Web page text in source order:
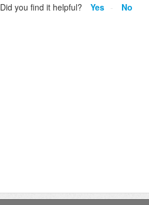
Did you find it helpful? Yes No